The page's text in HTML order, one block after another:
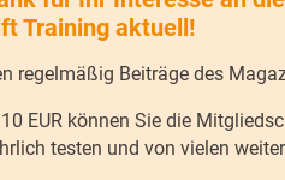
Training aktuell!
regelmäßig Beiträge des
EUR können Sie die
testen und von vielen